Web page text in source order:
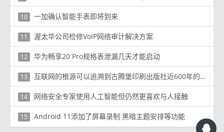
10 一加确认智能手表即将到来
11 渥太华公司检修VoIP网络审计解决方案
12 华为畅享20 Pro规格表泄漏几天才能启动
13 互联网的根源可以追溯到古腾堡印刷出版社近600年的历史
14 网络安全专家使用人工智能但仍然更喜欢与人接触
15 Android 11添加了屏幕录制 黑暗主题安排等功能